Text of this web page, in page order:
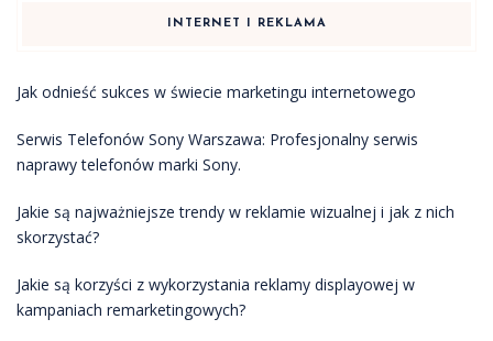
INTERNET I REKLAMA
Jak odnieść sukces w świecie marketingu internetowego
Serwis Telefonów Sony Warszawa: Profesjonalny serwis
naprawy telefonów marki Sony.
Jakie są najważniejsze trendy w reklamie wizualnej i jak z nich
skorzystać?
Jakie są korzyści z wykorzystania reklamy displayowej w
kampaniach remarketingowych?